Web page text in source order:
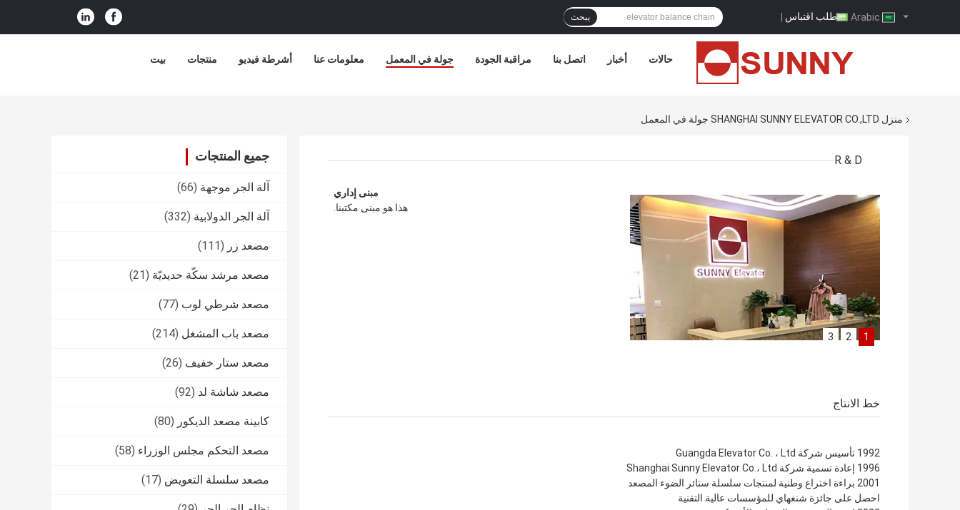
طلب اقتباس | يبحث
بيت منتجات أشرطة فيديو معلومات عنا جولة في المعمل مراقبة الجودة اتصل بنا أخبار حالات
منزل SHANGHAI SUNNY ELEVATOR CO.,LTD جولة في المعمل
جميع المنتجات
آلة الجر موجهة (66)
آلة الجر الدولابية (332)
مصعد زر (111)
مصعد مرشد سكّة حديديّة (21)
مصعد شرطي لوب (77)
مصعد باب المشغل (214)
مصعد ستار خفيف (26)
مصعد شاشة لد (92)
كابينة مصعد الديكور (80)
مصعد التحكم مجلس الوزراء (58)
مصعد سلسلة التعويض (17)
R & D
1
2
3
منطقة معرض المنتج
منطقة معرض المنتج
خط الانتاج
1992 تأسيس شركة Guangda Elevator Co. ، Ltd
1996 إعادة تسمية شركة Shanghai Sunny Elevator Co.، Ltd
2001 براءة اختراع وطنية لمنتجات سلسلة ستائر الضوء المصعد
احصل على جائزة شنغهاي للمؤسسات عالية التقنية